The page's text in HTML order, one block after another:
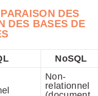
DES
DES BASES DE
NoSQL
Non-
relationnel